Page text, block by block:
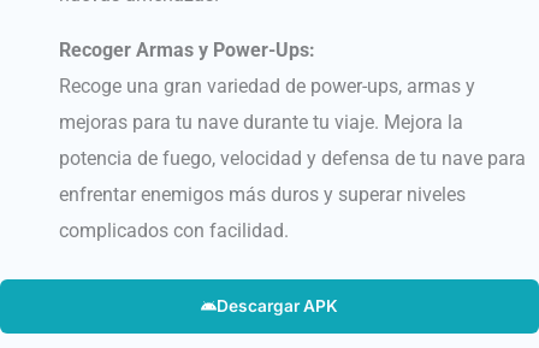
Recoger Armas y Power-Ups:
Recoge una gran variedad de power-ups, armas y
mejoras para tu nave durante tu viaje. Mejora la
potencia de fuego, velocidad y defensa de tu nave para
enfrentar enemigos más duros y superar niveles
complicados con facilidad.
Descargar APK